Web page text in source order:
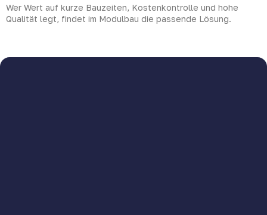
Wer Wert auf kurze Bauzeiten, Kostenkontrolle und hohe
Qualität legt, findet im Modulbau die passende Lösung.